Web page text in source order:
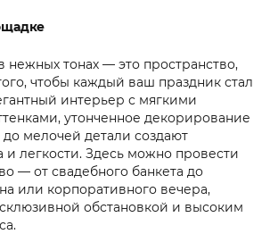
нежных тонах — это пространство,
чтобы каждый ваш праздник стал
интерьер с мягкими
утонченное декорирование
мелочей детали создают
и легкости. Здесь можно провести
— от свадебного банкета до
или корпоративного вечера,
обстановкой и высоким